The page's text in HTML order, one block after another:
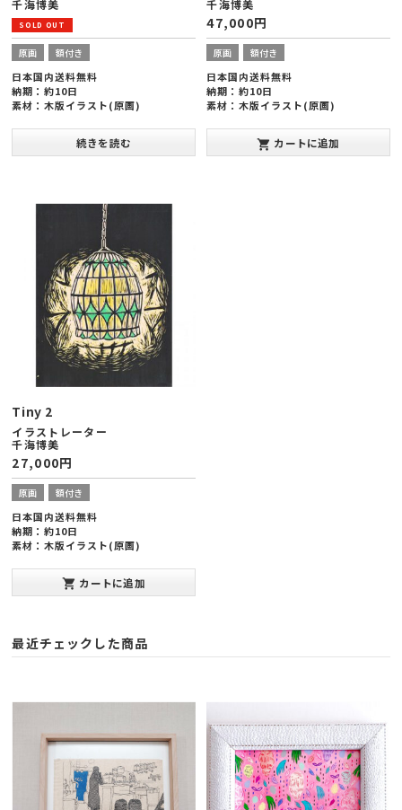
千海博美
原画 額付き
日本国内送料無料
納期：約10日
素材：木版イラスト(原画)
み20mm(太子版)
発表年：2013年10月
続きを読む
千海博美
47,000円
原画 額付き
日本国内送料無料
納期：約10日
素材：木版イラスト(原画)
み20mm(太子版)
発表年：2013年10月
shopping_cart カートに追加
Tiny 2
イラストレーター
千海博美
27,000円
原画 額付き
日本国内送料無料
納期：約10日
素材：木版イラスト(原画)
み20mm(インチ版)
発表年：2013年10月
shopping_cart カートに追加
最近チェックした商品